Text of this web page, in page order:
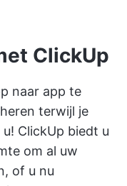
ClickUp
naar app te
terwijl je
ClickUp biedt u
om al uw
of u nu